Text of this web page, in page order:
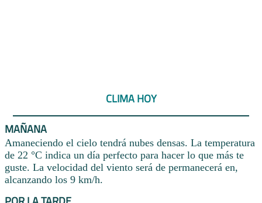
CLIMA HOY
MAÑANA
Amaneciendo el cielo tendrá nubes densas. La temperatura
de 22 °C indica un día perfecto para hacer lo que más te
guste. La velocidad del viento será de permanecerá en,
alcanzando los 9 km/h.